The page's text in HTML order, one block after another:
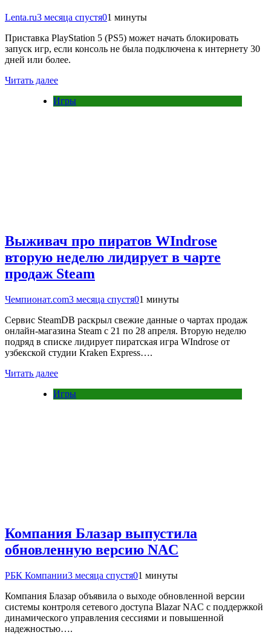
Lenta.ru3 месяца спустя01 минуты
Приставка PlayStation 5 (PS5) может начать блокировать
запуск игр, если консоль не была подключена к интернету 30
дней или более.
Читать далее
Игры
Выживач про пиратов WIndrose
вторую неделю лидирует в чарте
продаж Steam
Чемпионат.com3 месяца спустя01 минуты
Сервис SteamDB раскрыл свежие данные о чартах продаж
онлайн-магазина Steam с 21 по 28 апреля. Вторую неделю
подряд в списке лидирует пиратская игра WIndrose от
узбекской студии Kraken Express….
Читать далее
Игры
Компания Блазар выпустила
обновленную версию NAC
РБК Компании3 месяца спустя01 минуты
Компания Блазар объявила о выходе обновленной версии
системы контроля сетевого доступа Blazar NAC с поддержкой
динамического управления сессиями и повышенной
надежностью….